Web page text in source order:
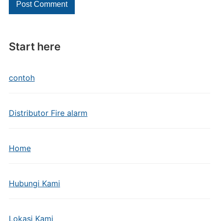
Start here
contoh
Distributor Fire alarm
Home
Hubungi Kami
Lokasi Kami